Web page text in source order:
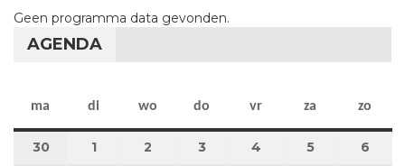
Geen programma data gevonden.
AGENDA
ma maandag
di dinsdag
wo woensdag
do donderdag
vr vrijdag
za zaterdag
zo
3030 juni 2025
1 1 juli 2025
2 2 juli 2025
3 3 juli 2025
4 4 juli 2025
5 5 juli 2025
6